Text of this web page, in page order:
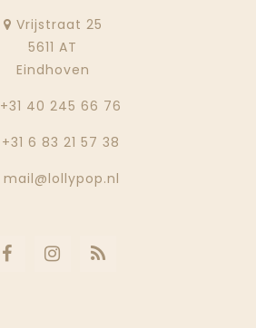
Vrijstraat 25
5611 AT
Eindhoven
‭+31 40 245 66 76
+31 6 83 21 57 38
mail@lollypop.nl